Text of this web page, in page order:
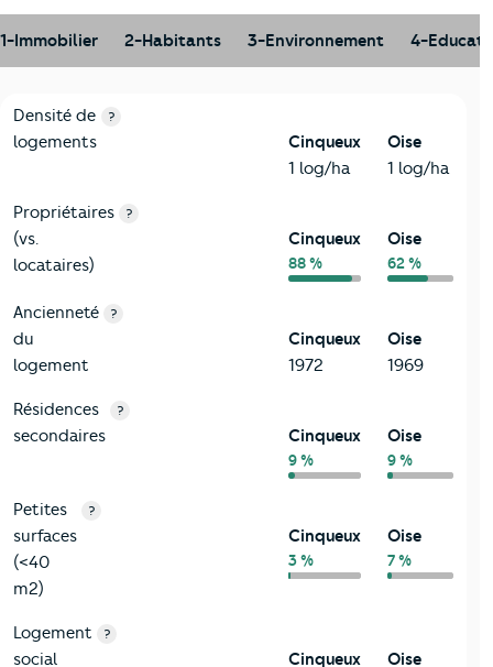
1-Immobilier 2-Habitants 3-Environnement 4-
1-Immobilier
Critères Cinqueux
Densité de
logements
?
Cinqueux
1 log/ha
Oise
1 log/ha
Propriétaires
(vs.
locataires)
?
Cinqueux
88 %
Oise
62 %
Ancienneté
du
logement
?
Cinqueux
1972
Oise
1969
Résidences
secondaires
?
Cinqueux
9 %
Oise
9 %
Petites
surfaces
(<40
m2)
?
Cinqueux
3 %
Oise
7 %
Logement
social
?
Cinqueux Oise